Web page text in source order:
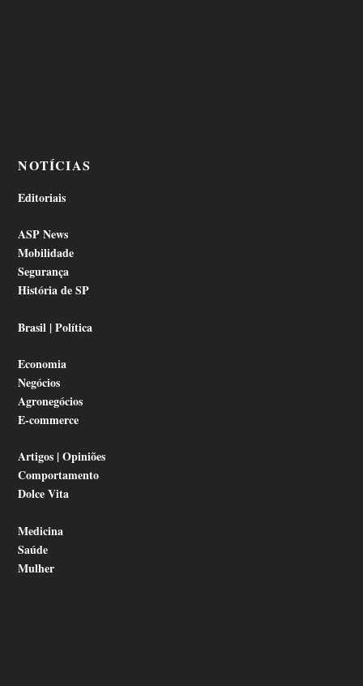
NOTÍCIAS
Editoriais
ASP News
Mobilidade
Segurança
História de SP
Brasil | Política
Economia
Negócios
Agronegócios
E-commerce
Artigos | Opiniões
Comportamento
Dolce Vita
Medicina
Saúde
Mulher